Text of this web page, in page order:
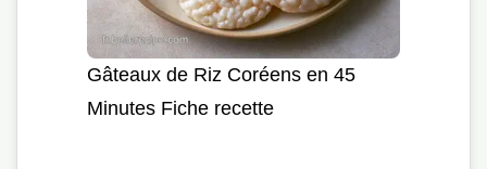
Gâteaux de Riz Coréens en 45
Minutes Fiche recette